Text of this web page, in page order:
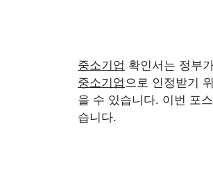
중소기업 확인서는 정부
중소기업으로 인정받기
을 수 있습니다. 이번 포
습니다.